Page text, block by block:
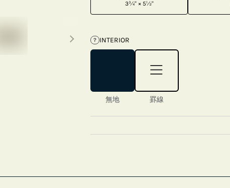
3¾" × 5½"
? INTERIOR
無地 罫線